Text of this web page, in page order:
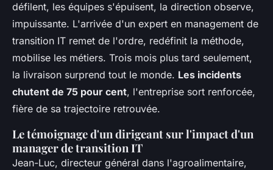
défilent, les équipes s'épuisent, la direction observe,
impuissante. L'arrivée d'un expert en management de
transition IT remet de l'ordre, redéfinit la méthode,
mobilise les métiers. Trois mois plus tard seulement,
la livraison surprend tout le monde. Les incidents
chutent de 75 pour cent, l'entreprise sort renforcée,
fière de sa trajectoire retrouvée.
Le témoignage d'un dirigeant sur l'impact d'un
manager de transition IT
Jean-Luc, directeur général dans l'agroalimentaire,